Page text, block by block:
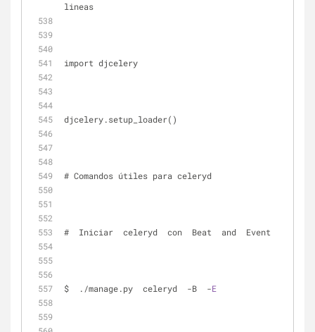
lineas
import djcelery
djcelery.setup_loader()
# Comandos útiles para celeryd
#  Iniciar  celeryd  con  Beat  and  Event
$  ./manage.py  celeryd  -B  -E